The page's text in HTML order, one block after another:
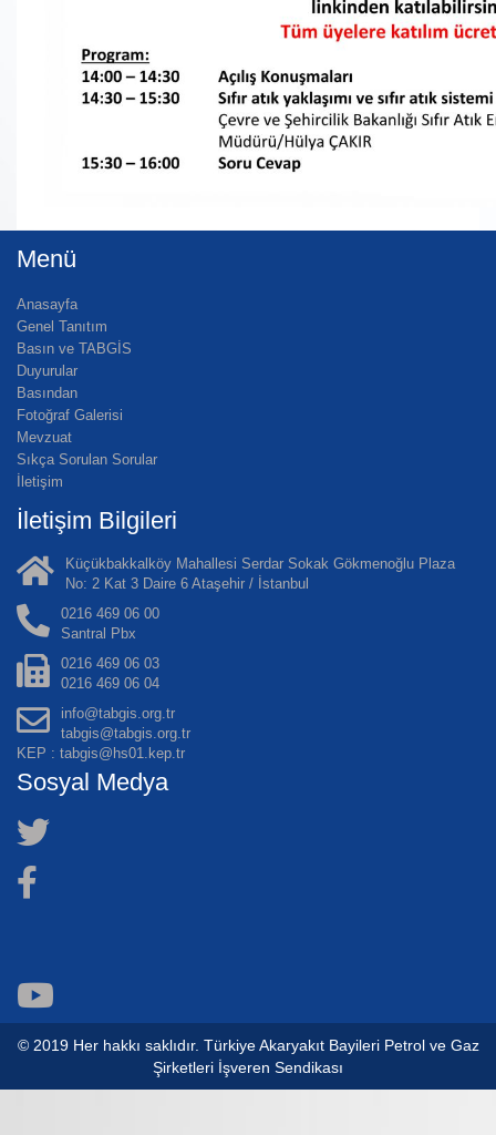
Menü
Anasayfa
Genel Tanıtım
Basın ve TABGİS
Duyurular
Basından
Fotoğraf Galerisi
Mevzuat
Sıkça Sorulan Sorular
İletişim
İletişim Bilgileri
Küçükbakkalköy Mahallesi Serdar Sokak Gökmenoğlu Plaza
No: 2 Kat 3 Daire 6 Ataşehir / İstanbul
0216 469 06 00
Santral Pbx
0216 469 06 03
0216 469 06 04
info@tabgis.org.tr
tabgis@tabgis.org.tr
KEP : tabgis@hs01.kep.tr
Sosyal Medya
© 2019 Her hakkı saklıdır. Türkiye Akaryakıt Bayileri Petrol ve Gaz
Şirketleri İşveren Sendikası